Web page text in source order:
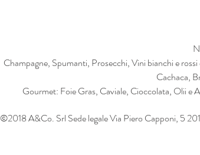
Champagne, Spumanti, Prosecchi, Vini bianchi e
Cachaca,
Gourmet: Foie Gras, Caviale, Cioccolata, Olii e
©2018 A&Co. Srl Sede legale Via Piero Capponi, 5